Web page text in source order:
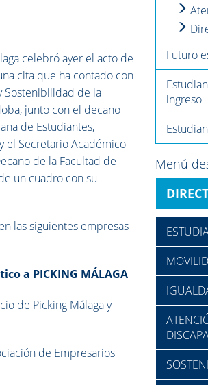
celebró ayer el acto de
cita que ha contado con
Sostenibilidad de la
junto con el decano
de Estudiantes,
el Secretario Académico
de la Facultad de
un cuadro con su
las siguientes empresas
a PICKING MÁLAGA
de Picking Málaga y
de Empresarios
Futuro
ingreso
Menú